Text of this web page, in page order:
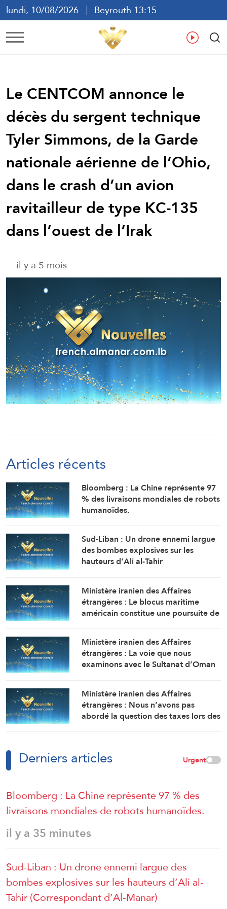
lundi, 10/08/2026
Beyrouth 13:15
ع
Le CENTCOM annonce le
décès du sergent technique
Tyler Simmons, de la Garde
nationale aérienne de l’Ohio,
dans le crash d’un avion
ravitailleur de type KC-135
dans l’ouest de l’Irak
il y a 5 mois
Articles récents
Bloomberg : La Chine représente 97
% des livraisons mondiales de robots
humanoïdes.
Sud-Liban : Un drone ennemi largue
des bombes explosives sur les
hauteurs d’Ali al-Tahir
Ministère iranien des Affaires
étrangères : Le blocus maritime
américain constitue une poursuite de
Ministère iranien des Affaires
étrangères : La voie que nous
examinons avec le Sultanat d’Oman
remplacera les deux voies sud et
nord
Ministère iranien des Affaires
étrangères : Nous n’avons pas
abordé la question des taxes lors des
percevoir des redevances en
contrepartie des services rendus
Derniers articles Urgent
Bloomberg : La Chine représente 97 % des
livraisons mondiales de robots humanoïdes.
il y a 35 minutes
Sud-Liban : Un drone ennemi largue des
bombes explosives sur les hauteurs d’Ali al-
Tahir (Correspondant d’Al-Manar)